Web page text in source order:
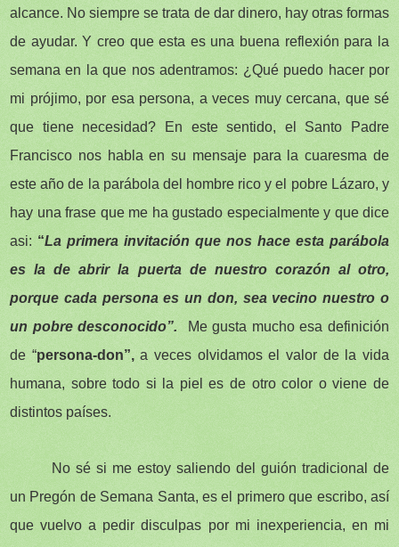
alcance. No siempre se trata de dar dinero, hay otras formas
de ayudar. Y creo que esta es una buena reflexión para la
semana en la que nos adentramos: ¿Qué puedo hacer por
mi prójimo, por esa persona, a veces muy cercana, que sé
que tiene necesidad? En este sentido, el Santo Padre
Francisco nos habla en su mensaje para la cuaresma de
este año de la parábola del hombre rico y el pobre Lázaro, y
hay una frase que me ha gustado especialmente y que dice
asi: “La primera invitación que nos hace esta parábola
es la de abrir la puerta de nuestro corazón al otro,
porque cada persona es un don, sea vecino nuestro o
un pobre desconocido”. Me gusta mucho esa definición
de “persona-don”,a veces olvidamos el valor de la vida
humana, sobre todo si la piel es de otro color o viene de
distintos países.
No sé si me estoy saliendo del guión tradicional de
un Pregón de Semana Santa, es el primero que escribo, así
que vuelvo a pedir disculpas por mi inexperiencia, en mi